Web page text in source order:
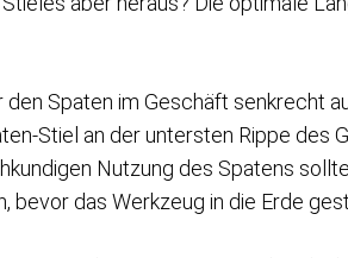
den Spaten im Geschäft senkrecht
Stiel an der untersten Rippe des
Nutzung des Spatens
bevor das Werkzeug in die Erde